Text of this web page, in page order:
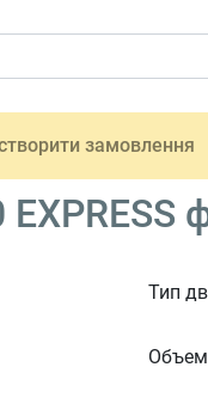
замовлення
Тип
Объем